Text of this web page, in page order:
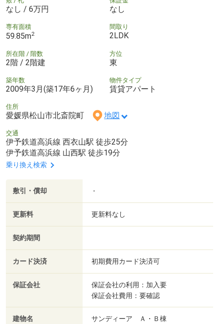
なし / 6万円 なし
専有面積
59.85m2
間取り
2LDK
所在階 / 階数
2階 / 2階建
方位
東
築年数
2009年3月(築17年6ヶ月)
物件タイプ
賃貸アパート
住所
愛媛県松山市北斎院町 地図
交通
伊予鉄道高浜線 西衣山駅 徒歩25分
伊予鉄道高浜線 山西駅 徒歩19分
乗り換え検索
敷引・償却 -
更新料 更新料なし
契約期間
カード決済 初期費用カード決済可
保証会社
保証会社の利用：加入要
保証会社費用：要確認
建物名 サンディーア Ａ・Ｂ棟